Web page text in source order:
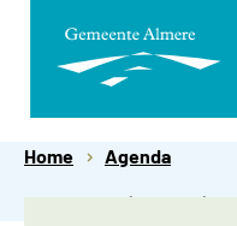
paginainhoud
Home Agenda
Agenda-item niet